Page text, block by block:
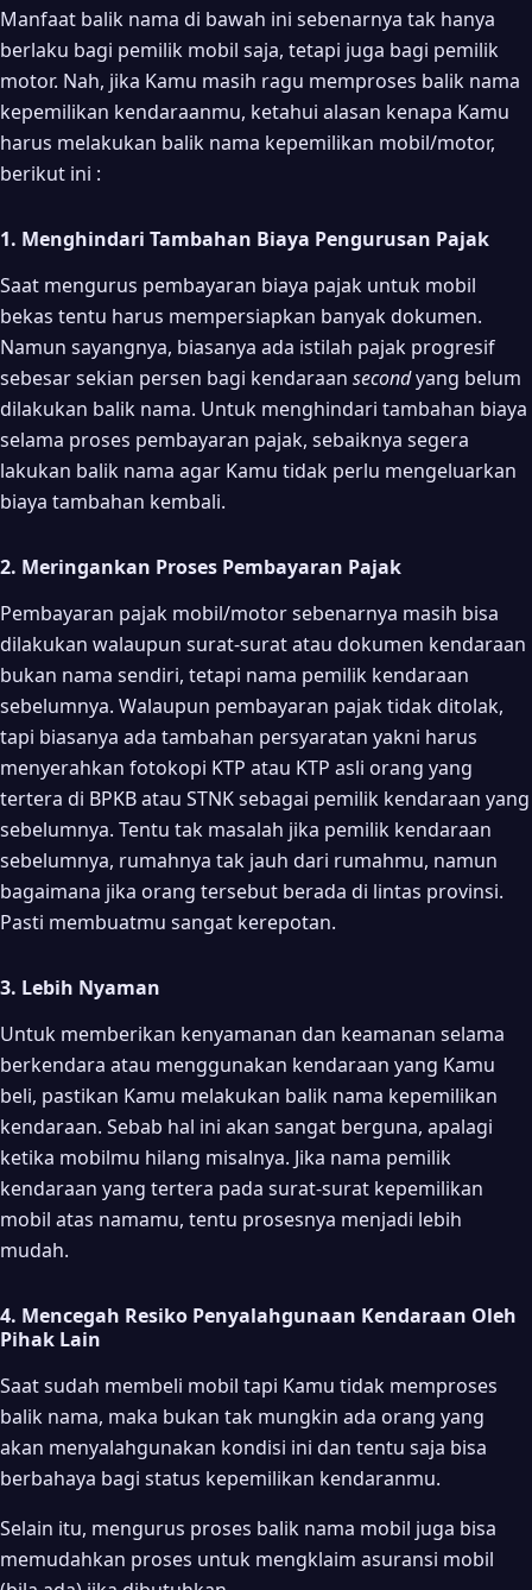
4. Isi Formulir Balik Nama di Loket
5. Pengambilan Berkas
Berapa Biaya Balik Nama?
Manfaat balik nama di bawah ini sebenarnya tak hanya
berlaku bagi pemilik mobil saja, tetapi juga bagi pemilik
motor. Nah, jika Kamu masih ragu memproses balik nama
kepemilikan kendaraanmu, ketahui alasan kenapa Kamu
harus melakukan balik nama kepemilikan mobil/motor,
berikut ini :
1. Menghindari Tambahan Biaya Pengurusan Pajak
Saat mengurus pembayaran biaya pajak untuk mobil
bekas tentu harus mempersiapkan banyak dokumen.
Namun sayangnya, biasanya ada istilah pajak progresif
sebesar sekian persen bagi kendaraan secondyang belum
dilakukan balik nama. Untuk menghindari tambahan biaya
selama proses pembayaran pajak, sebaiknya segera
lakukan balik nama agar Kamu tidak perlu mengeluarkan
biaya tambahan kembali.
2. Meringankan Proses Pembayaran Pajak
Pembayaran pajak mobil/motor sebenarnya masih bisa
dilakukan walaupun surat-surat atau dokumen kendaraan
bukan nama sendiri, tetapi nama pemilik kendaraan
sebelumnya. Walaupun pembayaran pajak tidak ditolak,
tapi biasanya ada tambahan persyaratan yakni harus
menyerahkan fotokopi KTP atau KTP asli orang yang
tertera di BPKB atau STNK sebagai pemilik kendaraan yang
sebelumnya. Tentu tak masalah jika pemilik kendaraan
sebelumnya, rumahnya tak jauh dari rumahmu, namun
bagaimana jika orang tersebut berada di lintas provinsi.
Pasti membuatmu sangat kerepotan.
3. Lebih Nyaman
Untuk memberikan kenyamanan dan keamanan selama
berkendara atau menggunakan kendaraan yang Kamu
beli, pastikan Kamu melakukan balik nama kepemilikan
kendaraan. Sebab hal ini akan sangat berguna, apalagi
ketika mobilmu hilang misalnya. Jika nama pemilik
kendaraan yang tertera pada surat-surat kepemilikan
mobil atas namamu, tentu prosesnya menjadi lebih
mudah.
4. Mencegah Resiko Penyalahgunaan Kendaraan Oleh
Pihak Lain
Saat sudah membeli mobil tapi Kamu tidak memproses
balik nama, maka bukan tak mungkin ada orang yang
akan menyalahgunakan kondisi ini dan tentu saja bisa
berbahaya bagi status kepemilikan kendaranmu.
Selain itu, mengurus proses balik nama mobil juga bisa
memudahkan proses untuk mengklaim asuransi mobil